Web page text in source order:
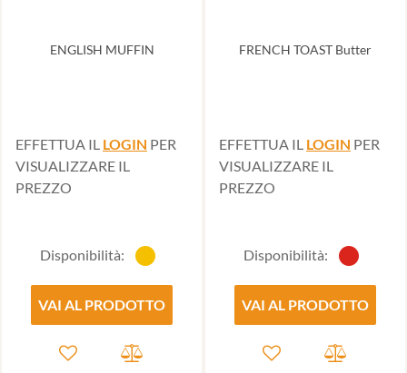
ENGLISH MUFFIN
EFFETTUA IL LOGIN PER
VISUALIZZARE IL
PREZZO
Disponibilità:
VAI AL PRODOTTO
FRENCH TOAST Butter
EFFETTUA IL LOGIN PER
VISUALIZZARE IL
PREZZO
Disponibilità:
VAI AL PRODOTTO